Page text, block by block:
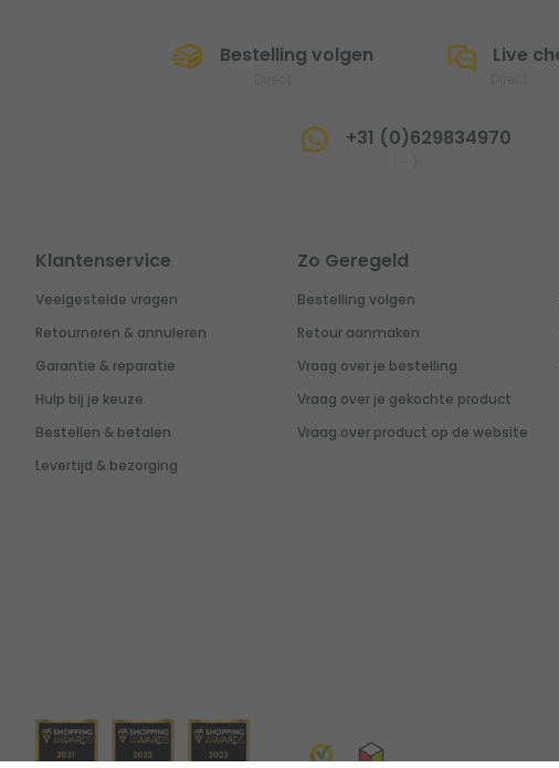
Bestelling volgen Live
+31 (0)629834970
Klantenservice
Veelgestelde vragen
Retourneren & annuleren
Garantie & reparatie
Hulp bij je keuze
Bestellen & betalen
Levertijd & bezorging
Zo Geregeld
Bestelling volgen
Retour aanmaken
Vraag over je bestelling
Vraag over je gekochte product
Vraag over product op de website